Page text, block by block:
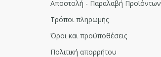
Αποστολή - Παραλαβή Προϊόντων
Τρόποι πληρωμής
Όροι και προϋποθέσεις
Πολιτική απορρήτου